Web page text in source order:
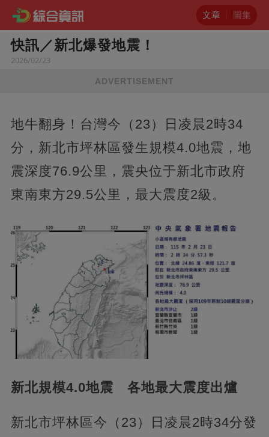
文章 圖集
快訊／新北爆發地震！
2026/02/23
ADVERTISEMENT
地牛翻身！台灣今（23）日凌晨2時34
分，新北市坪林區發生規模4.0地震，地
震深度76.9公里，震央位于新北市政府
東南東方29.5公里，最大震度2級。
新北規模4.0地震 各地最大震度出爐
新北市坪林區今（23）日凌晨2時34分發